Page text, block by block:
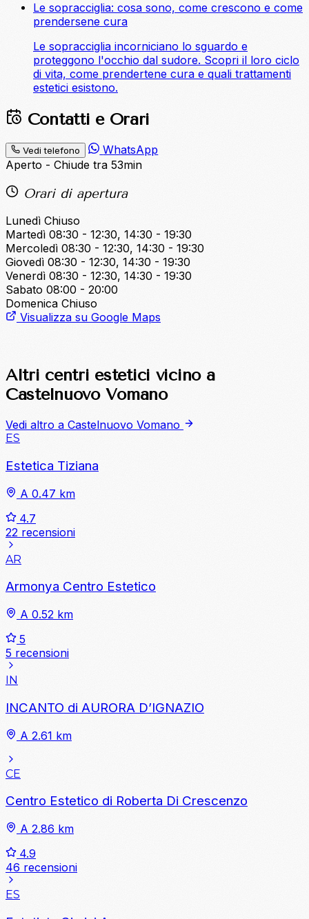
Le sopracciglia: cosa sono, come crescono e come
prendersene cura
Le sopracciglia incorniciano lo sguardo e
proteggono l'occhio dal sudore. Scopri il loro ciclo
di vita, come prendertene cura e quali trattamenti
estetici esistono.
Contatti e Orari
Vedi telefono
WhatsApp
Aperto - Chiude tra 53min
Orari di apertura
Lunedì Chiuso
Martedì 08:30 - 12:30, 14:30 - 19:30
Mercoledì 08:30 - 12:30, 14:30 - 19:30
Giovedì 08:30 - 12:30, 14:30 - 19:30
Venerdì 08:30 - 12:30, 14:30 - 19:30
Sabato 08:00 - 20:00
Domenica Chiuso
Visualizza su Google Maps
Altri centri estetici vicino a
Castelnuovo Vomano
Vedi altro a Castelnuovo Vomano
ES
Estetica Tiziana
A 0.47 km
4.7
22 recensioni
AR
Armonya Centro Estetico
A 0.52 km
5
5 recensioni
IN
INCANTO di AURORA D’IGNAZIO
A 2.61 km
CE
Centro Estetico di Roberta Di Crescenzo
A 2.86 km
4.9
46 recensioni
ES